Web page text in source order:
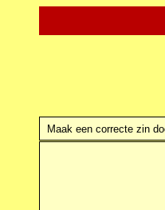
Maak een correcte zin